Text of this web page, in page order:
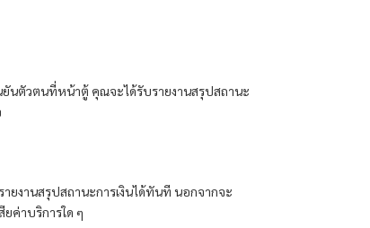
นตัวตนที่หน้าตู้ คุณจะได้รับรายงานสรุปสถานะ
งานสรุปสถานะการเงินได้ทันที นอกจากจะ
ค่าบริการใด ๆ